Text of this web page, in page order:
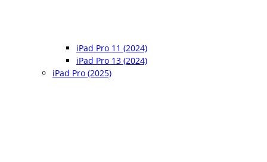
iPad Pro 11 (2024)
iPad Pro 13 (2024)
iPad Pro (2025)